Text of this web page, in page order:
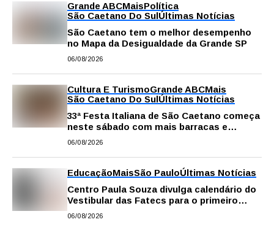
Grande ABCMaisPolítica
São Caetano Do SulÚltimas Notícias
São Caetano tem o melhor desempenho
no Mapa da Desigualdade da Grande SP
06/08/2026
Cultura E TurismoGrande ABCMais
São Caetano Do SulÚltimas Notícias
33ª Festa Italiana de São Caetano começa
neste sábado com mais barracas e
novidades em decoração e atrações
06/08/2026
EducaçãoMaisSão PauloÚltimas Notícias
Centro Paula Souza divulga calendário do
Vestibular das Fatecs para o primeiro
semestre de 2027
06/08/2026